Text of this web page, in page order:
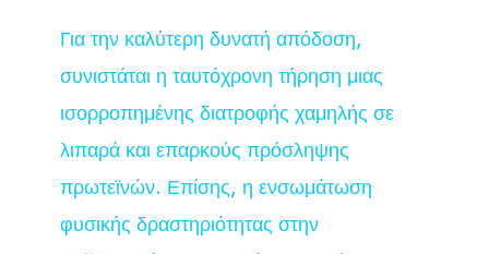
Για την καλύτερη δυνατή απόδοση,
συνιστάται η ταυτόχρονη τήρηση μιας
ισορροπημένης διατροφής χαμηλής σε
λιπαρά και επαρκούς πρόσληψης
πρωτεϊνών. Επίσης, η ενσωμάτωση
φυσικής δραστηριότητας στην